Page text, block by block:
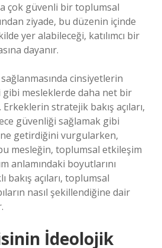
çok güvenli bir toplumsal
ziyade, bu düzenin içinde
yer alabileceği, katılımcı bir
dayanır.
cinsiyetlerin
gibi mesleklerde daha net bir
stratejik bakış açıları,
güvenliği sağlamak gibi
getirdiğini vurgularken,
mesleğin, toplumsal etkileşim
anlamındaki boyutlarını
açıları, toplumsal
nasıl şekillendiğine dair
İdeolojik